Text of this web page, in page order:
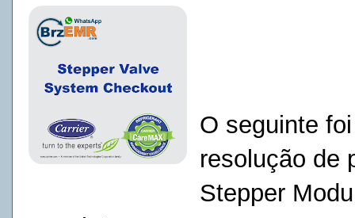
O seguinte
resolução de
Stepper